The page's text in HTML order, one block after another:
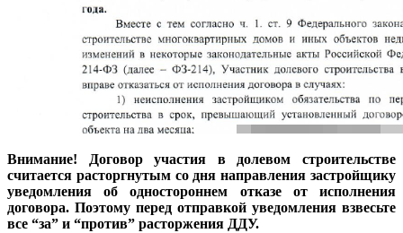
Внимание! Договор участия в долевом строительстве
считается расторгнутым со дня направления застройщику
уведомления об одностороннем отказе от исполнения
договора. Поэтому перед отправкой уведомления взвесьте
все “за” и “против” расторжения ДДУ.